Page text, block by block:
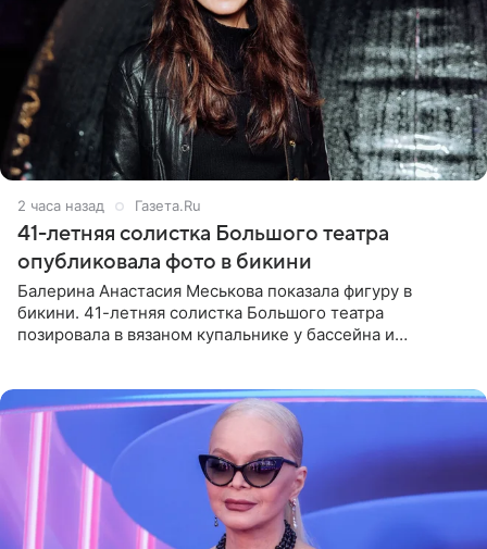
2 часа назад Газета.Ru
41-летняя солистка Большого театра
опубликовала фото в бикини
Балерина Анастасия Меськова показала фигуру в
бикини. 41-летняя солистка Большого театра
позировала в вязаном купальнике у бассейна и